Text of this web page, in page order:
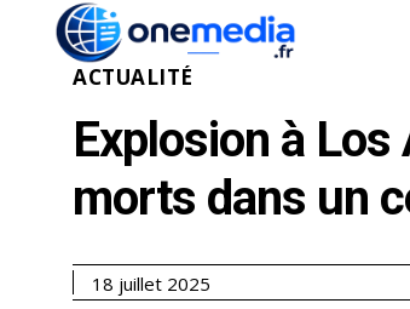
ACTUALITÉ
Explosion à
morts dans un
18 juillet 2025